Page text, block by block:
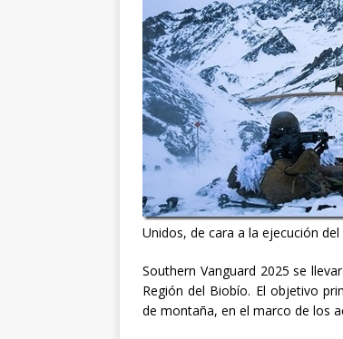
Unidos, de cara a la ejecución
Southern Vanguard 2025 se
Región del Biobío. El objetivo
de montaña, en el marco de los